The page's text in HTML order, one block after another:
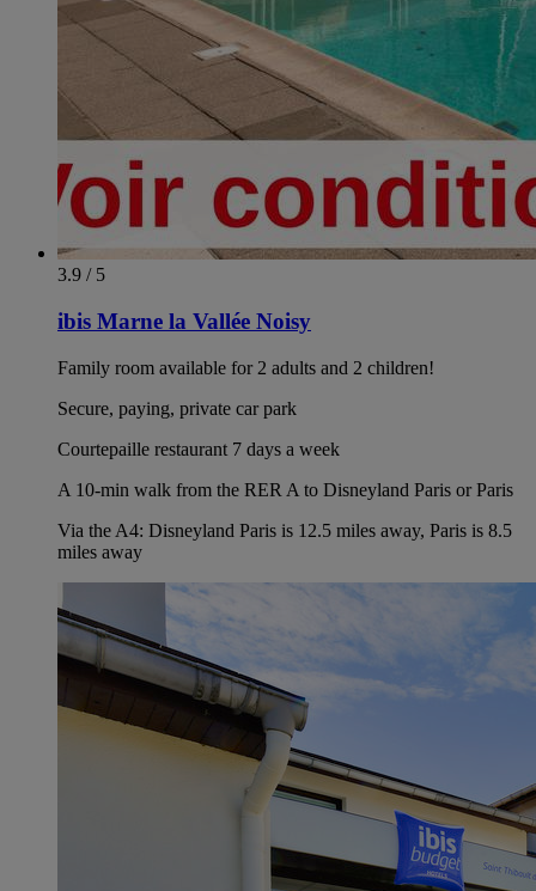
3.9 / 5
ibis Marne la Vallée Noisy
Family room available for 2 adults and 2 children!
Secure, paying, private car park
Courtepaille restaurant 7 days a week
A 10-min walk from the RER A to Disneyland Paris or Paris
Via the A4: Disneyland Paris is 12.5 miles away, Paris is 8.5
miles away